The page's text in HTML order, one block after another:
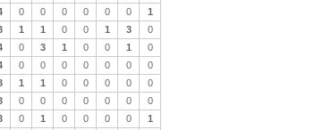
0 0 0 0 0 0
1
1 1 0 0 1 3
0
0 3 1 0 0 1
0
0 0 0 0 0 0
0
1 1 0 0 0 0
0
0 0 0 0 0 0
0
0 1 0 0 0 0
1